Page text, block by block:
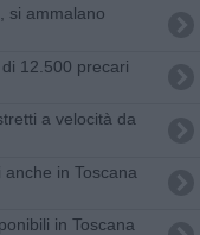
si ammalano
12.500 precari
a velocità da
in Toscana
in Toscana